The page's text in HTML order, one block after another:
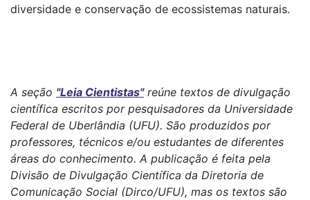
diversidade e conservação de ecossistemas naturais.
A seção "Leia Cientistas"reúne textos de divulgação
científica escritos por pesquisadores da Universidade
Federal de Uberlândia (UFU). São produzidos por
professores, técnicos e/ou estudantes de diferentes
áreas do conhecimento. A publicação é feita pela
Divisão de Divulgação Científica da Diretoria de
Comunicação Social (Dirco/UFU), mas os textos são